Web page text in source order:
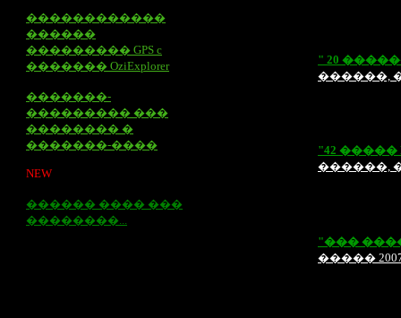
������������
������
��������� GPS c
������� OziExplorer
�������-
��������� ���
�������� �
�������-����
NEW
������ ���� ���
��������...
" 20
������,
"42 �����
������,
"���
�����